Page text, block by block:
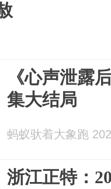
《心声泄露
集大结局
蚂蚁驮着大象跑
浙江正特：